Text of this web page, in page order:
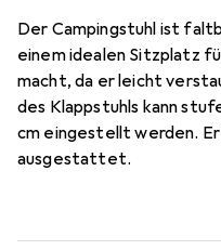
Der Campingstuhl ist
einem idealen Sitzplatz
macht, da er leicht
des Klappstuhls kann
cm eingestellt werden.
ausgestattet.